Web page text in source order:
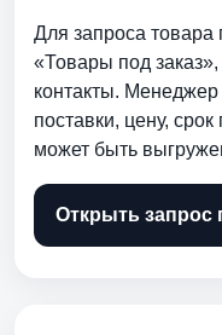
Для запроса товара
«Товары под заказ»,
контакты.
поставки, цену, срок
может быть
Открыть запрос